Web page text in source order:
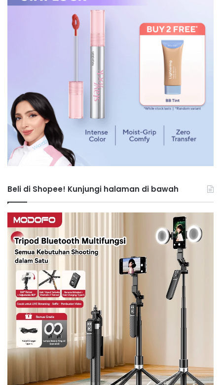
Beli di Shopee! Kunjungi halaman di bawah